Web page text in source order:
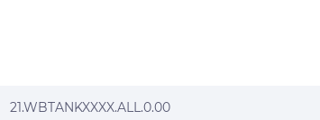
21.WBTANKXXXX.ALL.0.00